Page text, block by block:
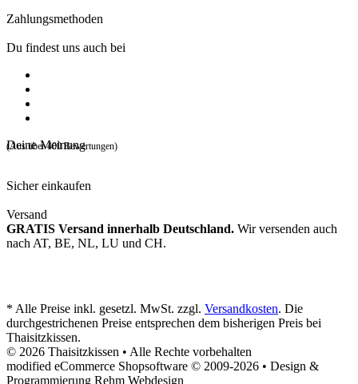
Zahlungsmethoden
Du findest uns auch bei
Deine Meinung
(Aus über 400 Bewertungen)
Sicher einkaufen
Versand
GRATIS Versand innerhalb Deutschland. Wir versenden auch
nach AT, BE, NL, LU und CH.
* Alle Preise inkl. gesetzl. MwSt. zzgl. Versandkosten. Die
durchgestrichenen Preise entsprechen dem bisherigen Preis bei
Thaisitzkissen.
© 2026 Thaisitzkissen • Alle Rechte vorbehalten
modified eCommerce Shopsoftware © 2009-2026 • Design &
Programmierung Rehm Webdesign